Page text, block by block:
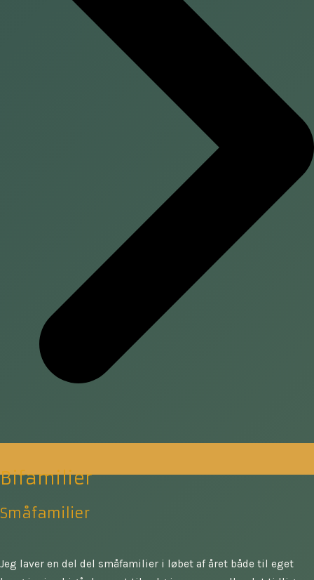
Bifamilier
Småfamilier
Jeg laver en del del småfamilier i løbet af året både til eget